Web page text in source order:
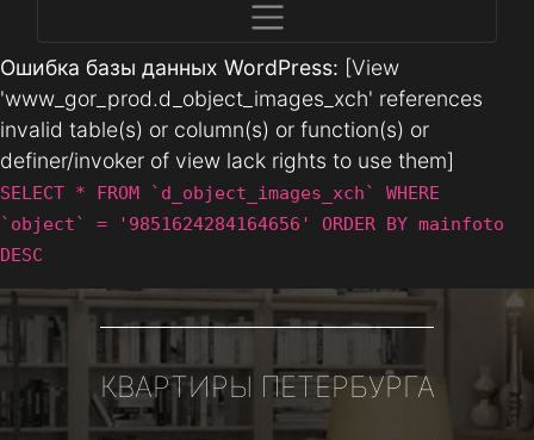
Ошибка базы данных WordPress: [View
'www_gor_prod.d_object_images_xch' references
invalid table(s) or column(s) or function(s) or
definer/invoker of view lack rights to use them]
SELECT * FROM `d_object_images_xch` WHERE
`object` = '9851624284164656' ORDER BY mainfoto
DESC
КВАРТИРЫ ПЕТЕРБУРГА